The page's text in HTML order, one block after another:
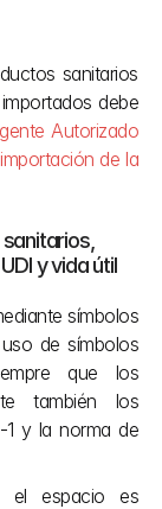
sanitarios
debe
Autorizado
de la
y vida útil
símbolos
de símbolos
que los
también los
1 y la norma de
el espacio es